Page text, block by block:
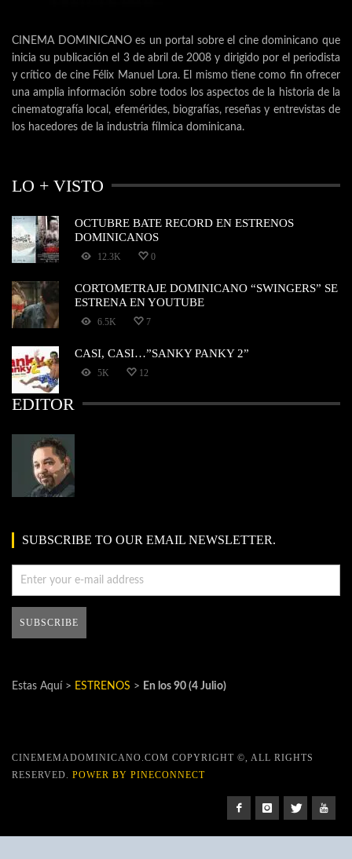
CINEMA DOMINICANO es un portal sobre el cine dominicano que
inicia su publicación el 3 de abril de 2008 y dirigido por el periodista
y crítico de cine Félix Manuel Lora. El mismo tiene como fin ofrecer
una amplia información sobre todos los aspectos de la historia de la
cinematografía local, efemérides, biografías, reseñas y entrevistas de
los hacedores de la industria fílmica dominicana.
LO + VISTO
OCTUBRE BATE RECORD EN ESTRENOS
DOMINICANOS
12.3K 0
CORTOMETRAJE DOMINICANO “SWINGERS” SE
ESTRENA EN YOUTUBE
6.5K 7
CASI, CASI…”SANKY PANKY 2”
5K 12
EDITOR
SUBSCRIBE TO OUR EMAIL NEWSLETTER.
Estas Aquí > ESTRENOS > En los 90 (4 Julio)
CINEMEMADOMINICANO.COM COPYRIGHT ©, ALL RIGHTS
RESERVED. POWER BY PINECONNECT